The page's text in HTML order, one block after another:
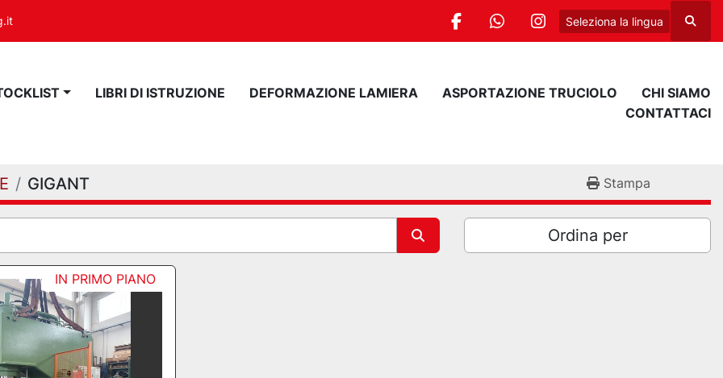
facebookwhatsappinstagram
Seleziona la lingua Cerca
LIBRI DI ISTRUZIONE DEFORMAZIONE LAMIERA ASPORTAZIONE TRUCIOLO
CHI SIAMO
CONTATTACI
GIGANT Stampa
Ordina per
IN PRIMO PIANO